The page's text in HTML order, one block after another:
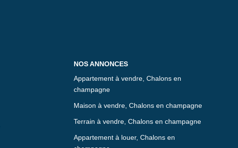
NOS ANNONCES
Appartement à vendre, Chalons en
champagne
Maison à vendre, Chalons en champagne
Terrain à vendre, Chalons en champagne
Appartement à louer, Chalons en